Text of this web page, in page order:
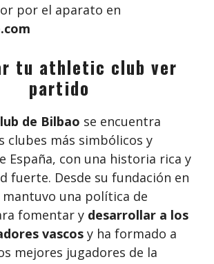
por el aparato en
tu athletic club ver
partido
de Bilbao se encuentra
clubes más simbólicos y
España, con una historia rica y
fuerte. Desde su fundación en
mantuvo una política de
fomentar y desarrollar a los
vascos y ha formado a
mejores jugadores de la